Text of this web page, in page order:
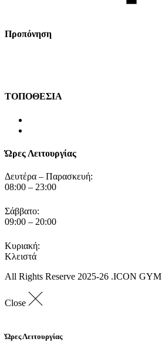
Προπόνηση
ΤΟΠΟΘΕΣΙΑ
Ώρες Λειτουργίας
Δευτέρα – Παρασκευή:
08:00 – 23:00
Σάββατο:
09:00 – 20:00
Κυριακή:
Κλειστά
All Rights Reserve 2025-26 .ICON GYM
Close
Ώρες Λειτουργίας